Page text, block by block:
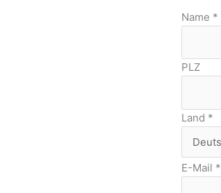
Name *
PLZ
Land *
E-Mail *